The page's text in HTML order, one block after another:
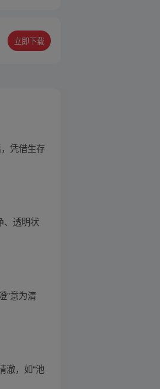
立即下载
凭借生存
、透明状
”意为清
澈，如“池